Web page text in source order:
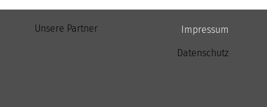
Unsere Partner Impressum
Datenschutz